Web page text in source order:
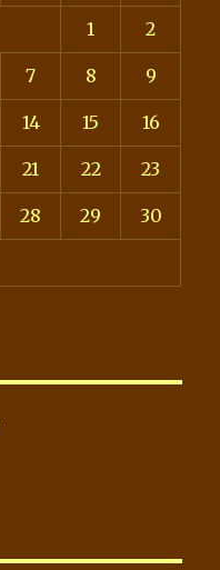
1 2
7 8 9
14 15 16
21 22 23
28 29 30